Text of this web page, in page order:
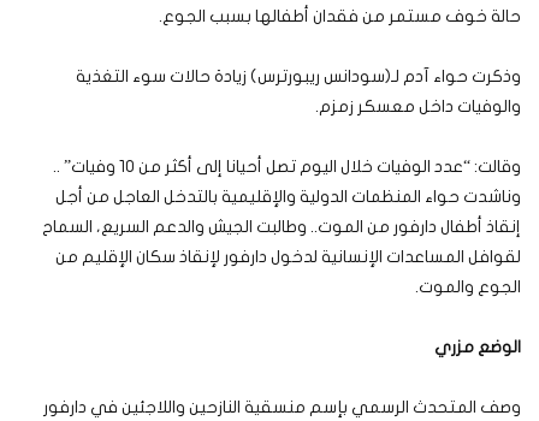
حالة خوف مستمر من فقدان أطفالها بسبب الجوع.
وذكرت حواء آدم لـ(سودانس ريبورترس) زيادة حالات سوء التغذية
والوفيات داخل معسكر زمزم.
وقالت: “عدد الوفيات خلال اليوم تصل أحيانا إلى أكثر من 10 وفيات” ..
وناشدت حواء المنظمات الدولية والإقليمية بالتدخل العاجل من أجل
إنقاذ أطفال دارفور من الموت.. وطالبت الجيش والدعم السريع، السماح
لقوافل المساعدات الإنسانية لدخول دارفور لإنقاذ سكان الإقليم من
الجوع والموت.
الوضع مزري
وصف المتحدث الرسمي بإسم منسقية النازحين واللاجئين في دارفور